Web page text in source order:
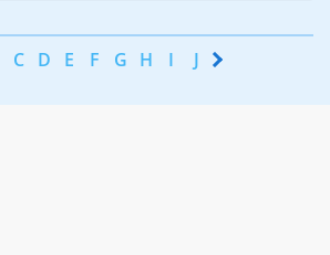
C D E F G H I J K